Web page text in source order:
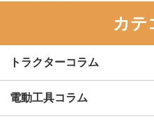
カテ
トラクターコラム
電動工具コラム